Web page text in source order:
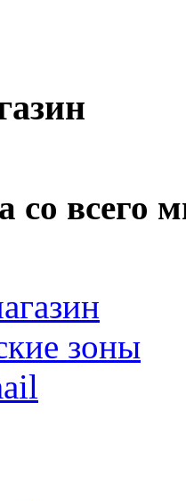
со всего
зоны